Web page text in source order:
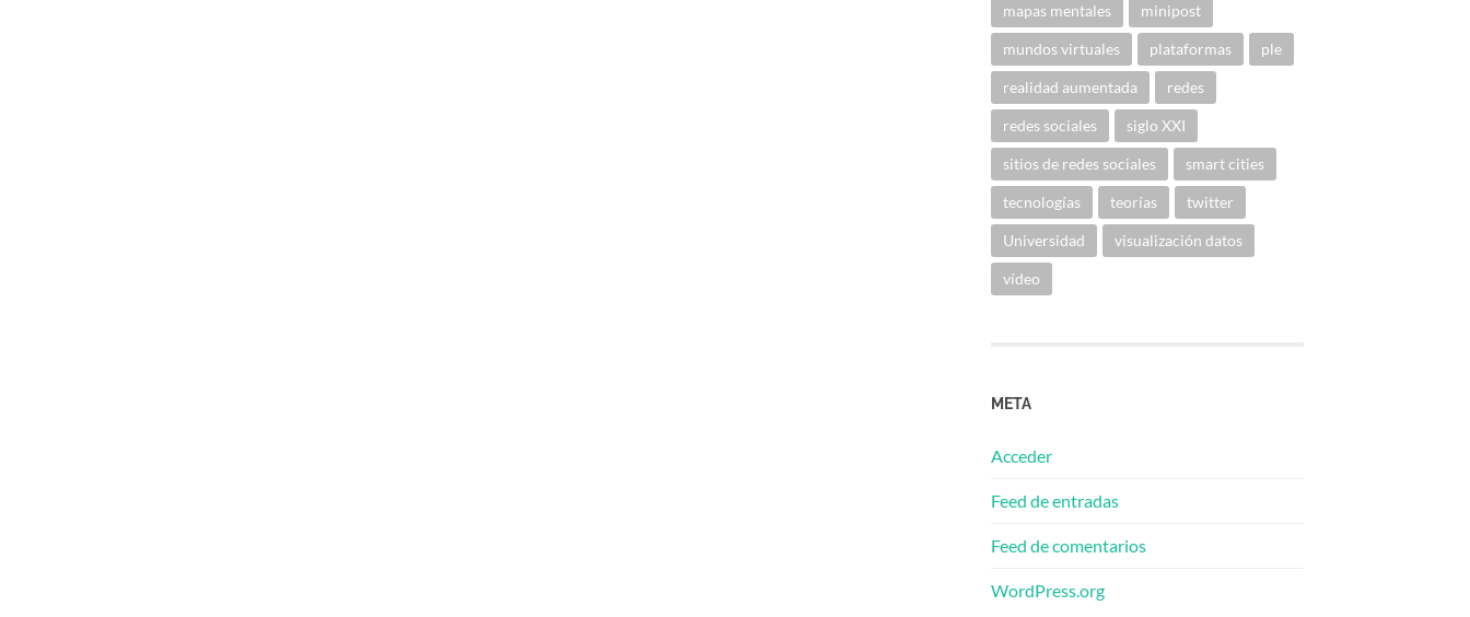
mapas mentales minipost
mundos virtuales plataformas ple
realidad aumentada redes
redes sociales siglo XXI
sitios de redes sociales smart cities
tecnologías teorías twitter
Universidad visualización datos
vídeo
META
Acceder
Feed de entradas
Feed de comentarios
WordPress.org